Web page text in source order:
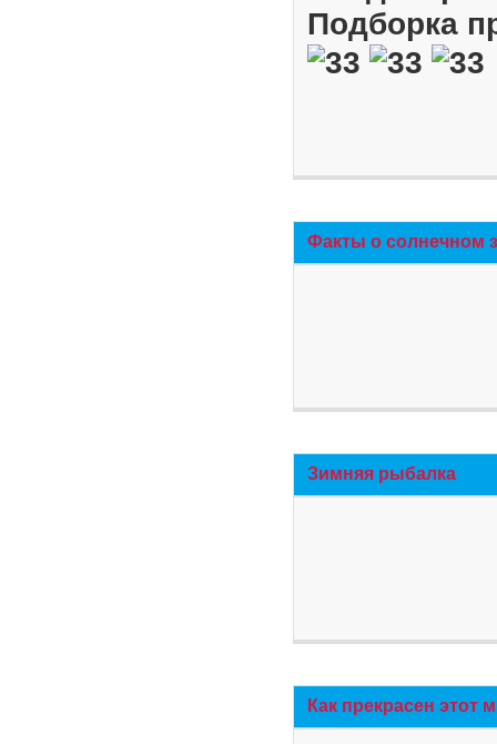
Подборка
Факты о солнечном
Зимняя рыбалка
Как прекрасен этот